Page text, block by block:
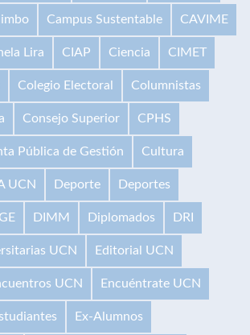
Campus Sustentable CAVIME
Lira CIAP Ciencia CIMET
Colegio Electoral Columnistas
Consejo Superior CPHS
Pública de Gestión Cultura
UCN Deporte Deportes
DIMM Diplomados DRI
UCN Editorial UCN
UCN Encuéntrate UCN
Ex-Alumnos